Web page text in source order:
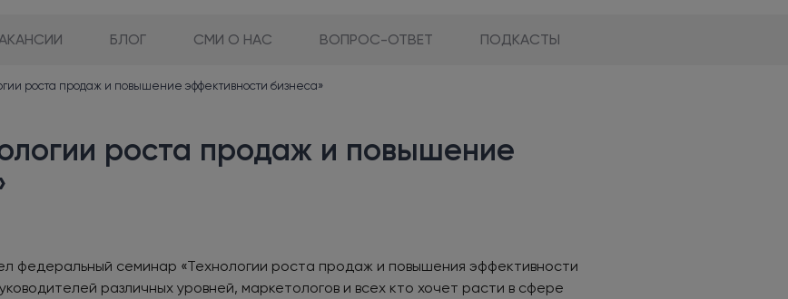
БЛОГ СМИ О НАС ВОПРОС-ОТВЕТ ПОДКАСТЫ
роста продаж и повышение эффективности бизнеса»
роста продаж и повышение
федеральный семинар «Технологии роста продаж и повышения эффективности
различных уровней, маркетологов и всех кто хочет расти в сфере